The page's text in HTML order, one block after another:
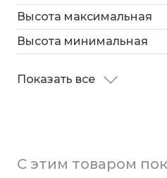
Высота максимальная
Высота минимальная
Показать все
С этим товаром